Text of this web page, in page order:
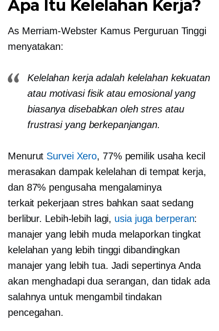
Apa Itu Kelelahan Kerja?
As Merriam-Webster Kamus Perguruan Tinggi
menyatakan:
Kelelahan kerja adalah kelelahan kekuatan
atau motivasi fisik atau emosional yang
biasanya disebabkan oleh stres atau
frustrasi yang berkepanjangan.
Menurut Survei Xero, 77% pemilik usaha kecil
merasakan dampak kelelahan di tempat kerja,
dan 87% pengusaha mengalaminya
terkait pekerjaan stres bahkan saat sedang
berlibur. Lebih-lebih lagi, usia juga berperan:
manajer yang lebih muda melaporkan tingkat
kelelahan yang lebih tinggi dibandingkan
manajer yang lebih tua. Jadi sepertinya Anda
akan menghadapi dua serangan, dan tidak ada
salahnya untuk mengambil tindakan
pencegahan.